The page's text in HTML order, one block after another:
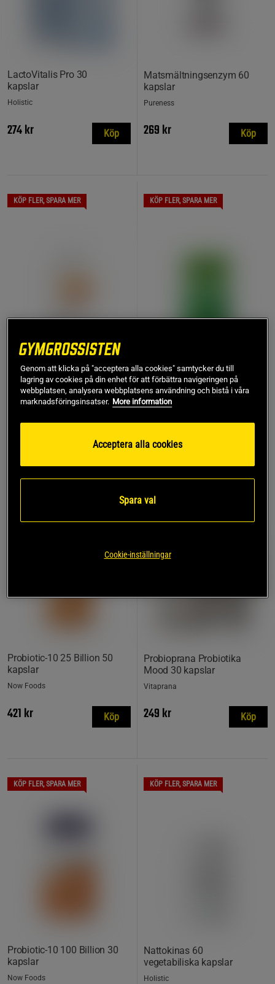
LactoVitalis Pro 30
kapslar
Holistic
274 kr Köp
Matsmältningsenzym 60
kapslar
Pureness
269 kr Köp
KÖP FLER, SPARA MER
Advanced digestive
enzymes 180 kapslar
Thorne Research Inc.
690 kr Köp
KÖP FLER, SPARA MER
Probi Original 40 kapslar
Probi
148 kr Köp
Probiotic-10 25 Billion 50
kapslar
Now Foods
421 kr Köp
Probioprana Probiotika
Mood 30 kapslar
Vitaprana
249 kr Köp
KÖP FLER, SPARA MER
Probiotic-10 100 Billion 30
kapslar
Now Foods
KÖP FLER, SPARA MER
Nattokinas 60
vegetabiliska kapslar
Holistic
Genom att klicka på "acceptera alla cookies" samtycker du till
lagring av cookies på din enhet för att förbättra navigeringen på
webbplatsen, analysera webbplatsens användning och bistå i våra
marknadsföringsinsatser. More information
Acceptera alla cookies
Spara val
Cookie-inställningar